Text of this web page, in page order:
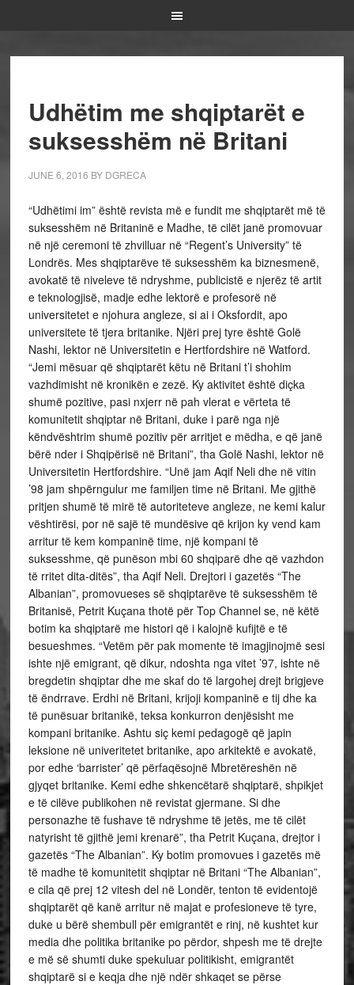
Udhëtim me shqiptarët e
suksesshëm në Britani
JUNE 6, 2016 BY DGRECA
“Udhëtimi im” është revista më e fundit me shqiptarët më të
suksesshëm në Britaninë e Madhe, të cilët janë promovuar
në një ceremoni të zhvilluar në “Regent’s University” të
Londrës. Mes shqiptarëve të suksesshëm ka biznesmenë,
avokatë të niveleve të ndryshme, publicistë e njerëz të artit
e teknologjisë, madje edhe lektorë e profesorë në
universitetet e njohura angleze, si ai i Oksfordit, apo
universitete të tjera britanike. Njëri prej tyre është Golë
Nashi, lektor në Universitetin e Hertfordshire në Watford.
“Jemi mësuar që shqiptarët këtu në Britani t’i shohim
vazhdimisht në kronikën e zezë. Ky aktivitet është diçka
shumë pozitive, pasi nxjerr në pah vlerat e vërteta të
komunitetit shqiptar në Britani, duke i parë nga një
këndvështrim shumë pozitiv për arritjet e mëdha, e që janë
bërë nder i Shqipërisë në Britani”, tha Golë Nashi, lektor në
Universitetin Hertfordshire. “Unë jam Aqif Neli dhe në vitin
’98 jam shpërngulur me familjen time në Britani. Me gjithë
pritjen shumë të mirë të autoriteteve angleze, ne kemi kalur
vështirësi, por në sajë të mundësive që krijon ky vend kam
arritur të kem kompaninë time, një kompani të
suksesshme, që punëson mbi 60 shqiparë dhe që vazhdon
të rritet dita-ditës”, tha Aqif Neli. Drejtori i gazetës “The
Albanian”, promovueses së shqiptarëve të suksesshëm të
Britanisë, Petrit Kuçana thotë për Top Channel se, në këtë
botim ka shqiptarë me histori që i kalojnë kufijtë e të
besueshmes. “Vetëm për pak momente të imagjinojmë sesi
ishte një emigrant, që dikur, ndoshta nga vitet ’97, ishte në
bregdetin shqiptar dhe me skaf do të largohej drejt brigjeve
të ëndrrave. Erdhi në Britani, krijoji kompaninë e tij dhe ka
të punësuar britanikë, teksa konkurron denjësisht me
kompani britanike. Ashtu siç kemi pedagogë që japin
leksione në univeritetet britanike, apo arkitektë e avokatë,
por edhe ‘barrister’ që përfaqësojnë Mbretëreshën në
gjyqet britanike. Kemi edhe shkencëtarë shqiptarë, shpikjet
e të cilëve publikohen në revistat gjermane. Si dhe
personazhe të fushave të ndryshme të jetës, me të cilët
natyrisht të gjithë jemi krenarë”, tha Petrit Kuçana, drejtor i
gazetës “The Albanian”. Ky botim promovues i gazetës më
të madhe të komunitetit shqiptar në Britani “The Albanian”,
e cila që prej 12 vitesh del në Londër, tenton të evidentojë
shqiptarët që kanë arritur në majat e profesioneve të tyre,
duke u bërë shembull për emigrantët e rinj, në kushtet kur
media dhe politika britanike po përdor, shpesh me të drejte
e më së shumti duke spekuluar politikisht, emigrantët
shqiptarë si e keqja dhe një ndër shkaqet se përse